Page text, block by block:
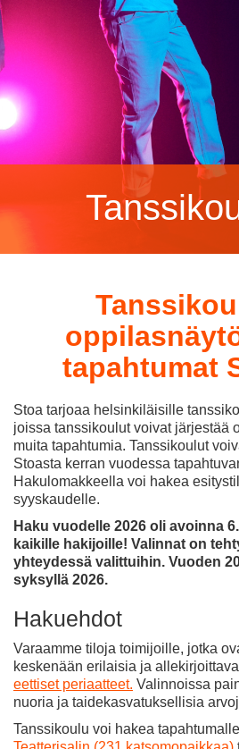
tapahtumat
Stoa tarjoaa helsinkiläisille
joissa tanssikoulut voivat järjestää
muita tapahtumia. Tanssikoulut
Stoasta kerran vuodessa
Hakulomakkeella voi hakea
syyskaudelle.
Haku vuodelle 2026 oli avoinna
kaikille hakijoille! Valinnat on
yhteydessä valittuihin. Vuoden
syksyllä 2026.
Hakuehdot
Varaamme tiloja toimijoille, jotka
keskenään erilaisia ja
eettiset periaatteet. Valinnoissa
nuoria ja taidekasvatuksellisia
Tanssikoulu voi hakea